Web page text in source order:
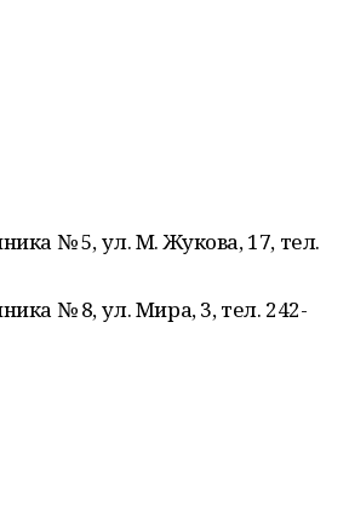
№ 5, ул. М. Жукова, 17, тел.
№ 8, ул. Мира, 3, тел. 242-